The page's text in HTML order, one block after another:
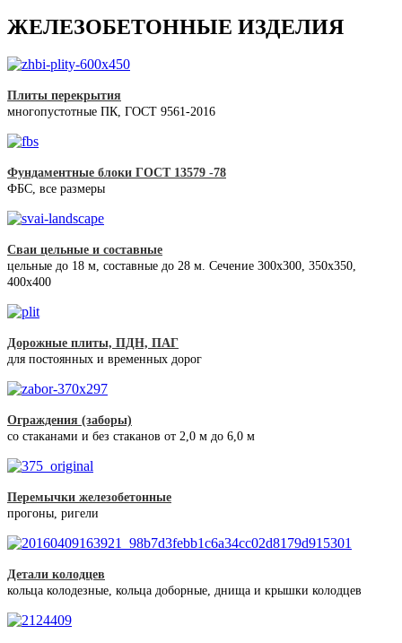
ЖЕЛЕЗОБЕТОННЫЕ ИЗДЕЛИЯ
Плиты перекрытия
многопустотные ПК, ГОСТ 9561-2016
Фундаментные блоки ГОСТ 13579 -78
ФБС, все размеры
Сваи цельные и составные
цельные до 18 м, составные до 28 м. Сечение 300x300, 350x350,
400х400
Дорожные плиты, ПДН, ПАГ
для постоянных и временных дорог
Ограждения (заборы)
со стаканами и без стаканов от 2,0 м до 6,0 м
Перемычки железобетонные
прогоны, ригели
Детали колодцев
кольца колодезные, кольца доборные, днища и крышки колодцев